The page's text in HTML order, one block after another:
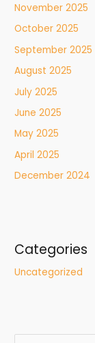
November 2025
October 2025
September 2025
August 2025
July 2025
June 2025
May 2025
April 2025
December 2024
Categories
Uncategorized